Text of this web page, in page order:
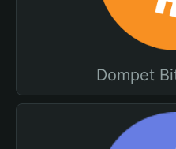
Dompet